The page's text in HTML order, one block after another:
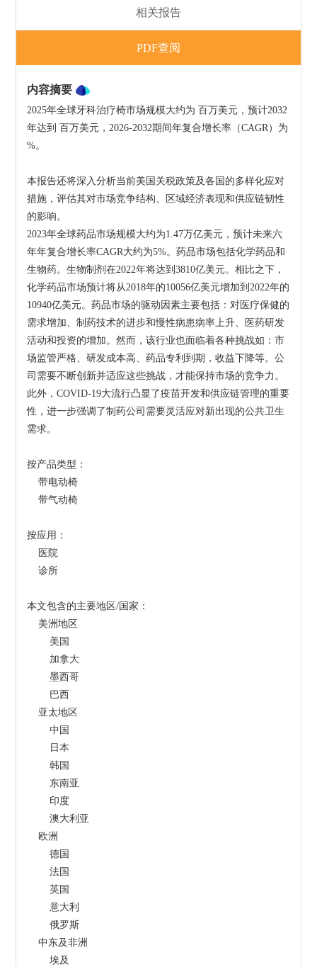
相关报告
PDF查阅
内容摘要
2025年全球牙科治疗椅市场规模大约为 百万美元，预计2032
年达到 百万美元，2026-2032期间年复合增长率（CAGR）为
%。
本报告还将深入分析当前美国关税政策及各国的多样化应对
措施，评估其对市场竞争结构、区域经济表现和供应链韧性
的影响。
2023年全球药品市场规模大约为1.47万亿美元，预计未来六
年年复合增长率CAGR大约为5%。药品市场包括化学药品和
生物药。生物制剂在2022年将达到3810亿美元。相比之下，
化学药品市场预计将从2018年的10056亿美元增加到2022年的
10940亿美元。药品市场的驱动因素主要包括：对医疗保健的
需求增加、制药技术的进步和慢性病患病率上升、医药研发
活动和投资的增加。然而，该行业也面临着各种挑战如：市
场监管严格、研发成本高、药品专利到期，收益下降等。公
司需要不断创新并适应这些挑战，才能保持市场的竞争力。
此外，COVID-19大流行凸显了疫苗开发和供应链管理的重要
性，进一步强调了制药公司需要灵活应对新出现的公共卫生
需求。
按产品类型：
    带电动椅
    带气动椅
按应用：
    医院
    诊所
本文包含的主要地区/国家：
    美洲地区
        美国
        加拿大
        墨西哥
        巴西
    亚太地区
        中国
        日本
        韩国
        东南亚
        印度
        澳大利亚
    欧洲
        德国
        法国
        英国
        意大利
        俄罗斯
    中东及非洲
        埃及